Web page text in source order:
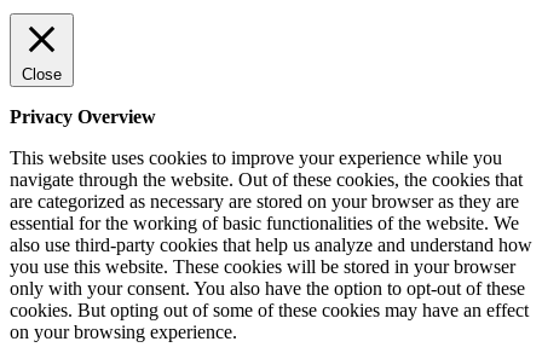
Close
Privacy Overview
This website uses cookies to improve your experience while you
navigate through the website. Out of these cookies, the cookies that
are categorized as necessary are stored on your browser as they are
essential for the working of basic functionalities of the website. We
also use third-party cookies that help us analyze and understand how
you use this website. These cookies will be stored in your browser
only with your consent. You also have the option to opt-out of these
cookies. But opting out of some of these cookies may have an effect
on your browsing experience.